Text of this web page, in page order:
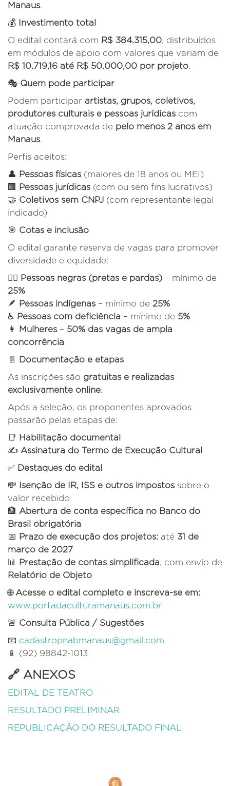
Manaus.
💰
Investimento total
O edital contará com R$ 384.315,00, distribuídos
em módulos de apoio com valores que variam de
R$ 10.719,16 até R$ 50.000,00 por projeto.
🎭 Quem pode participar
Podem participar artistas, grupos, coletivos,
produtores culturais e pessoas jurídicas com
atuação comprovada de pelo menos 2 anos em
Manaus.
Perfis aceitos:
👤 Pessoas físicas (maiores de 18 anos ou MEI)
🏢
Pessoas jurídicas (com ou sem fins lucrativos)
🤝 Coletivos sem CNPJ (com representante legal
indicado)
🎯 Cotas e inclusão
O edital garante reserva de vagas para promover
diversidade e equidade:
✊🏾 Pessoas negras (pretas e pardas) – mínimo de
25%
🪶
Pessoas indígenas – mínimo de 25%
♿ Pessoas com deficiência – mínimo de 5%
👩
Mulheres – 50% das vagas de ampla
concorrência
📄
Documentação e etapas
As inscrições são gratuitas e realizadas
exclusivamente online.
Após a seleção, os proponentes aprovados
passarão pelas etapas de:
📑 Habilitação documental
✍️ Assinatura do Termo de Execução Cultural
✅ Destaques do edital
💸
Isenção de IR, ISS e outros impostos sobre o
valor recebido
🏦 Abertura de conta específica no Banco do
Brasil obrigatória
📅 Prazo de execução dos projetos: até 31 de
março de 2027
📊
Prestação de contas simplificada, com envio de
Relatório de Objeto
🌐 Acesse o edital completo e inscreva-se em:
www.portadaculturamanaus.com.br
🚨 Consulta Pública / Sugestões
📧 cadastropnabmanaus@gmail.com
📱 (92) 98842-1013
🔗 ANEXOS
EDITAL DE TEATRO
RESULTADO PRELIMINAR
REPUBLICAÇÃO DO RESULTADO FINAL